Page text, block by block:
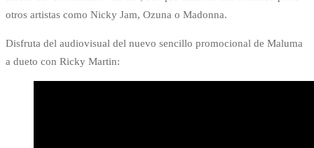
otros artistas como Nicky Jam, Ozuna o Madonna.
Disfruta del audiovisual del nuevo sencillo promocional de Maluma
a dueto con Ricky Martin: